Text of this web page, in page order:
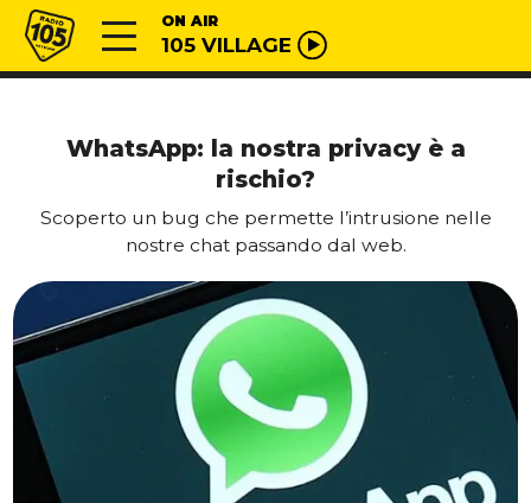
Vai al contenuto
Radio 105 ON AIR
105 VILLAGE
WhatsApp: la nostra privacy è a
rischio?
Scoperto un bug che permette l’intrusione nelle
nostre chat passando dal web.